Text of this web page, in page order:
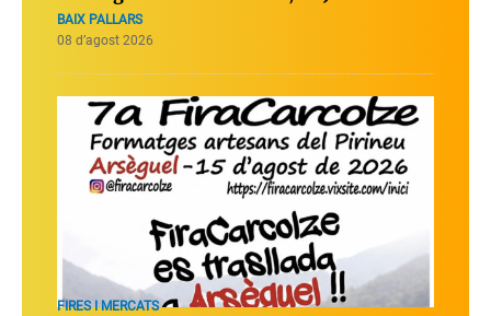
BAIX PALLARS
08 d’agost 2026
FIRES I MERCATS